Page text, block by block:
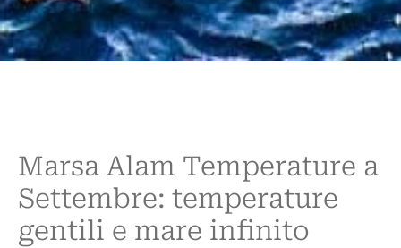
Marsa Alam Temperature a
Settembre: temperature
gentili e mare infinito